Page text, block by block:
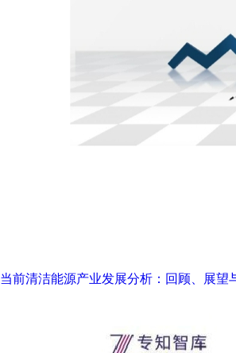
当前清洁能源产业发展分析：回顾、展望